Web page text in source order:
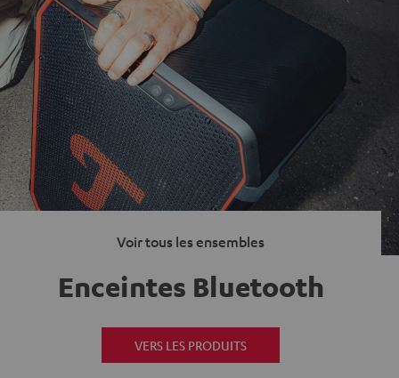
Voir tous les ensembles
Enceintes Bluetooth
VERS LES PRODUITS